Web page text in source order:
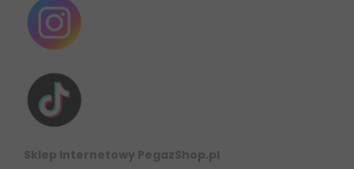
Sklep Internetowy PegazShop.pl